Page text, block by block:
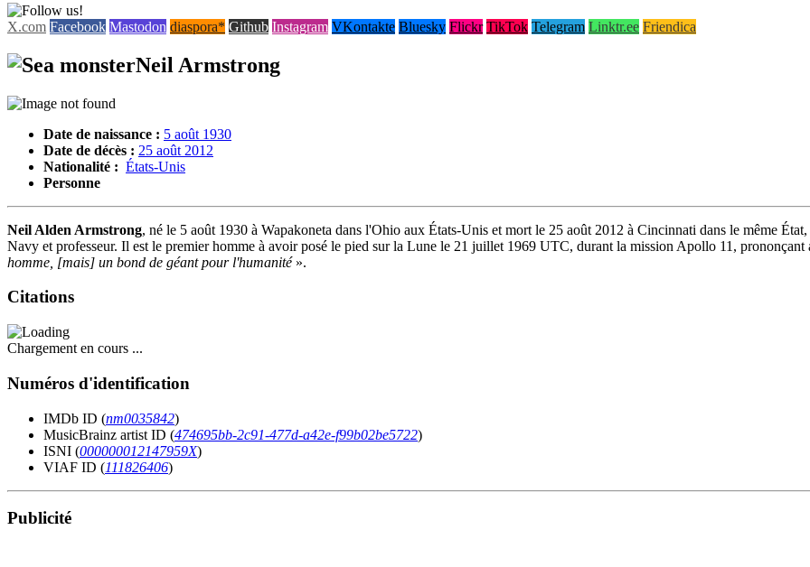
X.com Facebook Mastodon diaspora* Github Instagram VKontakte Bluesky Flickr TikTok Telegram Linktr.ee Friendica
Neil Armstrong
Date de naissance : 5 août 1930
Date de décès : 25 août 2012
Nationalité : États-Unis
Personne
Neil Alden Armstrong, né le 5 août 1930 à Wapakoneta dans l'Ohio aux États-Unis et mort le 25 août 2012 à Cincinnati dans le même
Navy et professeur. Il est le premier homme à avoir posé le pied sur la Lune le 21 juillet 1969 UTC, durant la mission Apollo 11, prononçant
homme, [mais] un bond de géant pour l'humanité».
Citations
Chargement en cours ...
Numéros d'identification
IMDb ID (nm0035842)
MusicBrainz artist ID (474695bb-2c91-477d-a42e-f99b02be5722)
ISNI (000000012147959X)
VIAF ID (111826406)
Publicité